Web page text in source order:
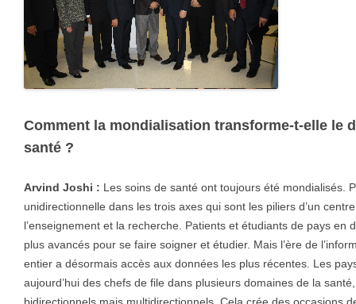
Comment la mondialisation transforme-t-elle le
santé ?
Arvind Joshi : Les soins de santé ont toujours été mondialisés.
unidirectionnelle dans les trois axes qui sont les piliers d’un
l’enseignement et la recherche. Patients et étudiants de pays en
plus avancés pour se faire soigner et étudier. Mais l’ère de
entier a désormais accès aux données les plus récentes. Les
aujourd’hui des chefs de file dans plusieurs domaines de la